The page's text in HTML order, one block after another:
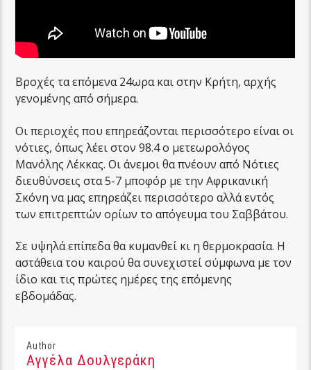
Βροχές τα επόμενα 24ωρα και στην Κρήτη, αρχής
γενομένης από σήμερα.
Οι περιοχές που επηρεάζονται περισσότερο είναι οι
νότιες, όπως λέει στον 98.4 ο μετεωρολόγος
Μανόλης Λέκκας. Οι άνεμοι θα πνέουν από Νότιες
διευθύνσεις στα 5-7 μποφόρ με την Αφρικανική
Σκόνη να μας επηρεάζει περισσότερο αλλά εντός
των επιτρεπτών ορίων το απόγευμα του Σαββάτου.
Σε υψηλά επίπεδα θα κυμανθεί κι η θερμοκρασία. Η
αστάθεια του καιρού θα συνεχιστεί σύμφωνα με τον
ίδιο και τις πρώτες ημέρες της επόμενης
εβδομάδας.
Author
Αγγέλα Δουλγεράκη